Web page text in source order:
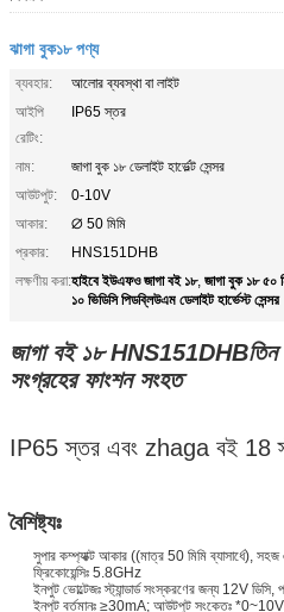
ঝাগা বুক১৮ পণ্য
ব্যবহার:
আলোর ব্যবস্থা বা লাইট
আইপি
রেটিং:
IP65 স্তর
নাম:
জাগা বুক ১৮ ডেলাইট হার্ভেল্ট সেন্সর
আউটপুট:
0-10V
আকার:
∅ 50 মিমি
প্রকার:
HNS151DHB
লক্ষণীয় করা:হাইবে ইউএফও জাগা বই ১৮, জাগা বুক ১৮ ৫০
১০ ভিডিসি পিডব্লিউএম ডেলাইট হার্ভেস্ট সেন্সর
জাগা বই ১৮ HNS151DHB
সংগ্রহের ফাংশন সংহত
IP65 স্তর এবং zhaga বই 18
বৈশিষ্ট্যঃ
সুপার কম্প্যাক্ট আকার ((মাত্র 50 মিমি ব্যাসার্ধে), সহজ
ফ্রিকোয়েন্সিঃ 5.8GHz
ইনপুট ভোল্টেজঃ স্ট্যান্ডার্ড সংস্করণের জন্য 12V
ইনপুট বর্তমানঃ ≥30mA; আউটপুট সংকেতঃ